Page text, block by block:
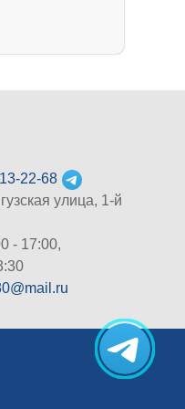
22-68
улица, 1-й
- 17:00,